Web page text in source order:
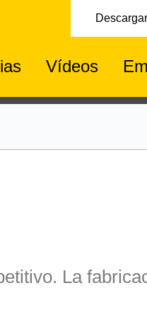
Descargar
Vídeos
La